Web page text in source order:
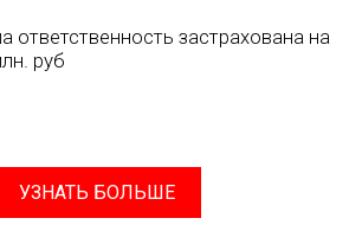
ответственность застрахована на
руб
УЗНАТЬ БОЛЬШЕ